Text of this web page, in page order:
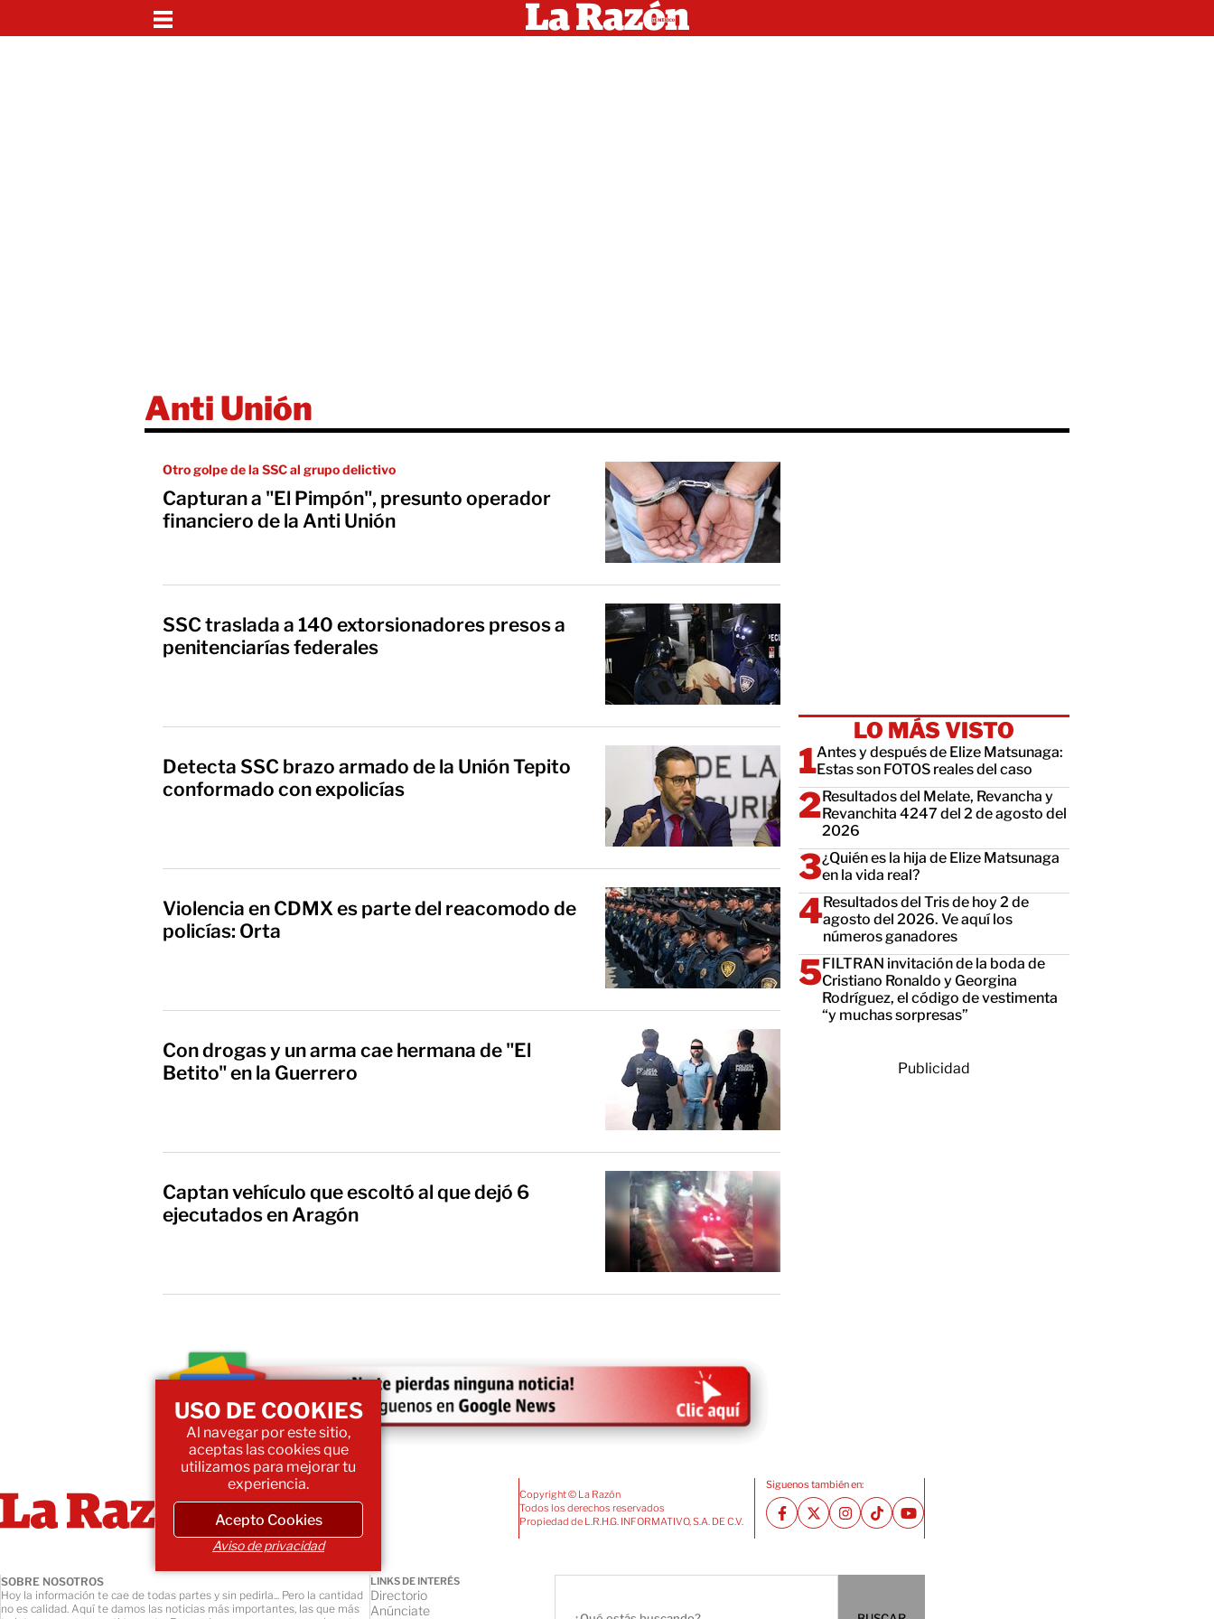
Anti Unión
Otro golpe de la SSC al grupo delictivo
Capturan a "El Pimpón", presunto operador
financiero de la Anti Unión
SSC traslada a 140 extorsionadores presos a
penitenciarías federales
Detecta SSC brazo armado de la Unión Tepito
conformado con expolicías
Violencia en CDMX es parte del reacomodo de
policías: Orta
Con drogas y un arma cae hermana de "El
Betito" en la Guerrero
Captan vehículo que escoltó al que dejó 6
ejecutados en Aragón
LO MÁS VISTO
Antes y después de Elize Matsunaga:
Estas son FOTOS reales del caso
Resultados del Melate, Revancha y
Revanchita 4247 del 2 de agosto del
2026
¿Quién es la hija de Elize Matsunaga
en la vida real?
Resultados del Tris de hoy 2 de
agosto del 2026. Ve aquí los
números ganadores
FILTRAN invitación de la boda de
Cristiano Ronaldo y Georgina
Rodríguez, el código de vestimenta
“y muchas sorpresas”
Publicidad
Copyright © La Razón
Todos los derechos reservados
Propiedad de L.R.H.G. INFORMATIVO, S.A. DE C.V.
Siguenos también en:
SOBRE NOSOTROS
Hoy la información te cae de todas partes y sin pedirla... Pero la cantidad
no es calidad. Aquí te damos las noticias más importantes, las que más
LINKS DE INTERÉS
Directorio
Anúnciate
USO DE COOKIES
Al navegar por este sitio,
aceptas las cookies que
utilizamos para mejorar tu
experiencia.
Acepto Cookies
Aviso de privacidad